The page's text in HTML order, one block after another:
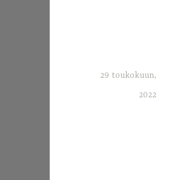
29 toukokuun,
2022